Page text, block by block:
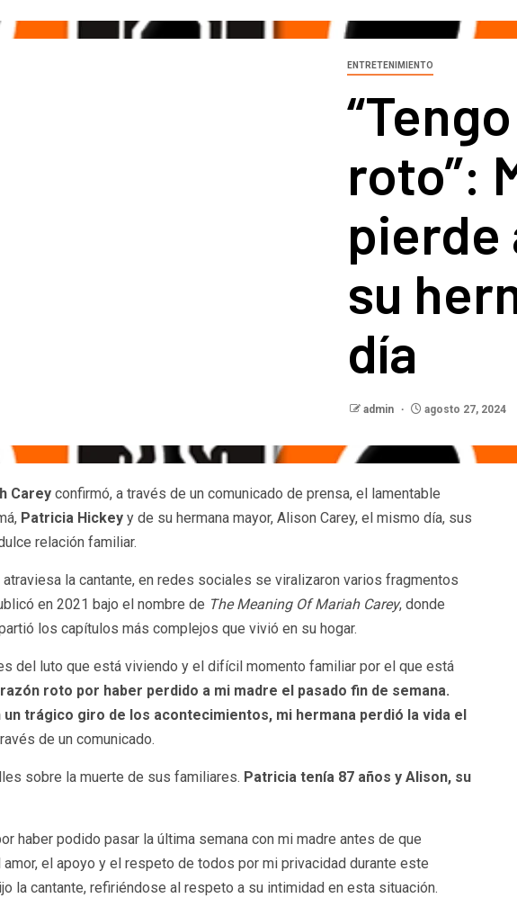
ENTRETENIMIENTO
roto”:
pierde
su
día
admin agosto 27, 2024
Careyconfirmó, a través de un comunicado de prensa, el lamentable
Patricia Hickeyy de su hermana mayor, Alison Carey, el mismo día, sus
relación familiar.
la cantante, en redes sociales se viralizaron varios fragmentos
en 2021 bajo el nombre de The Meaning Of Mariah Carey, donde
los capítulos más complejos que vivió en su hogar.
del luto que está viviendo y el difícil momento familiar por el que está
roto por haber perdido a mi madre el pasado fin de semana.
un trágico giro de los acontecimientos, mi hermana perdió la vida el
de un comunicado.
sobre la muerte de sus familiares. Patricia tenía 87 años y Alison, su
haber podido pasar la última semana con mi madre antes de que
el apoyo y el respeto de todos por mi privacidad durante este
la cantante, refiriéndose al respeto a su intimidad en esta situación.